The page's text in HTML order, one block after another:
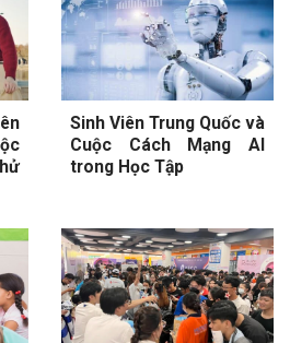
Sinh Viên Trung Quốc và
Cuộc Cách Mạng AI
trong Học Tập